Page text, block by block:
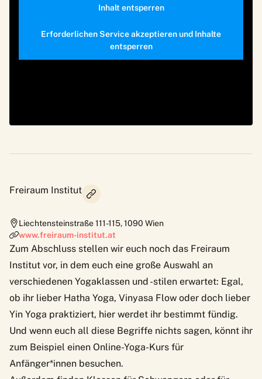
Inhalt entsperren
Erforderlichen Service akzeptieren und Inhalte
entsperren
Freiraum Institut
Liechtensteinstraße 111-115,1090 Wien
www.freiraum-institut.at
Zum Abschluss stellen wir euch noch das Freiraum
Institut vor, in dem euch eine große Auswahl an
verschiedenen Yogaklassen und -stilen erwartet: Egal,
ob ihr lieber Hatha Yoga, Vinyasa Flow oder doch lieber
Yin Yoga praktiziert, hier werdet ihr bestimmt fündig.
Und wenn euch all diese Begriffe nichts sagen, könnt ihr
zum Beispiel einen Online-Yoga-Kurs für
Anfänger*innen besuchen.